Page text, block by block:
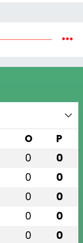
O P
0 0
0 0
0 0
0 0
0 0